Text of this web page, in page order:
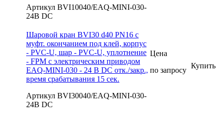
Артикул BVI10040/EAQ-MINI-030-
24В DC
Шаровой кран BVI30 d40 PN16 с
муфт. окончанием под клей, корпус
- PVC-U, шар - PVC-U, уплотнение
- FPM с электрическим приводом
EAQ-MINI-030 - 24 В DС отк./закр.,
время срабатывания 15 сек.
Артикул BVI30040/EAQ-MINI-030-
24В DC
Цена
по запросу
Купить